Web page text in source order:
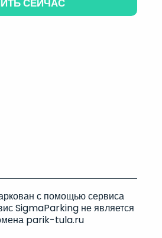
СЕЙЧАС
с помощью сервиса
SigmaParking не является
parik-tula.ru